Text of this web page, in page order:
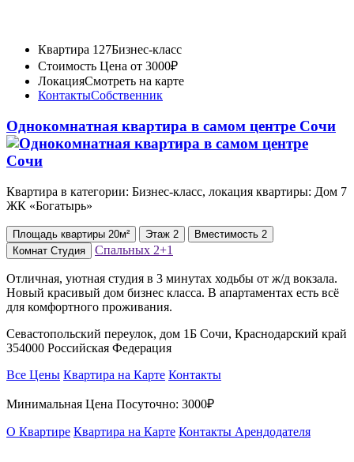
Квартира 127Бизнес-класс
Стоимость Цена от 3000₽
ЛокацияСмотреть на карте
КонтактыСобственник
Однокомнатная квартира в самом центре Сочи
Квартира в категории: Бизнес-класс, локация квартиры: Дом 7
ЖК «Богатырь»
Площадь квартиры 20м² Этаж 2 Вместимость 2
Комнат Студия Спальных 2+1
Отличная, уютная студия в 3 минутах ходьбы от ж/д вокзала.
Новый красивый дом бизнес класса. В апартаментах есть всё
для комфортного проживания.
Севастопольский переулок, дом 1Б Сочи, Краснодарский край
354000 Российская Федерация
Все Цены Квартира на Карте Контакты
Минимальная Цена Посуточно: 3000₽
О Квартире Квартира на Карте Контакты Арендодателя